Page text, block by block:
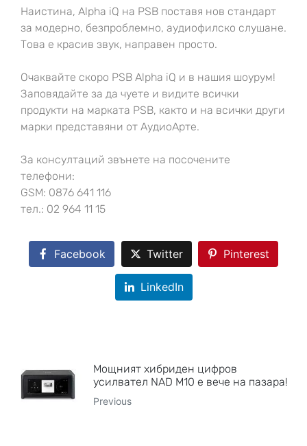
Наистина, Alpha iQ на PSB поставя нов стандарт
за модерно, безпроблемно, аудиофилско слушане.
Това е красив звук, направен просто.
Очаквайте скоро PSB Alpha iQ и в нашия шоурум!
Заповядайте за да чуете и видите всички
продукти на марката PSB, както и на всички други
марки представяни от АудиоАрте.
За консултаций звънете на посочените
телефони:
GSM: 0876 641 116
тел.: 02 964 11 15
Facebook Twitter Pinterest
LinkedIn
Мощният хибриден цифров
усилвател NAD M10 е вече на пазара!
Previous